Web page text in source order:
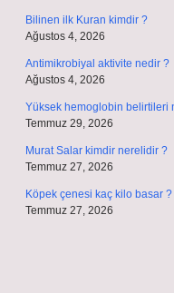
Bilinen ilk Kuran kimdir ?
Ağustos 4, 2026
Antimikrobiyal aktivite nedir ?
Ağustos 4, 2026
Yüksek hemoglobin belirtileri
Temmuz 29, 2026
Murat Salar kimdir nerelidir ?
Temmuz 27, 2026
Köpek çenesi kaç kilo basar ?
Temmuz 27, 2026